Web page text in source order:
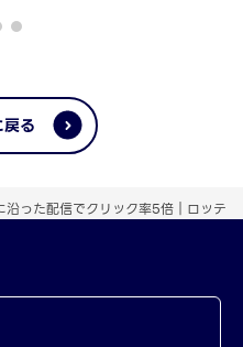
る
沿った配信でクリック率5倍｜ロッテ